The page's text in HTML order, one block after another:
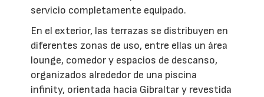
servicio completamente equipado.
En el exterior, las terrazas se distribuyen en
diferentes zonas de uso, entre ellas un área
lounge, comedor y espacios de descanso,
organizados alrededor de una piscina
infinity, orientada hacia Gibraltar y revestida